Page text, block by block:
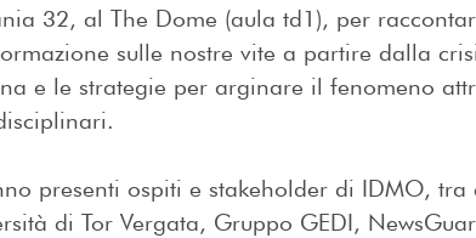
32, al The Dome (aula td1), per
sulle nostre vite a partire dalla
e le strategie per arginare il fenomeno
presenti ospiti e stakeholder di IDMO, tra
di Tor Vergata, Gruppo GEDI,